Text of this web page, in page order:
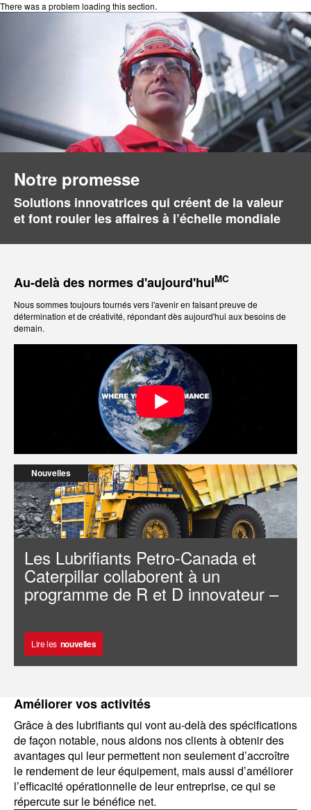
There was a problem loading this section.
Notre promesse
Solutions innovatrices qui créent de la valeur
et font rouler les affaires à l’échelle mondiale
Au-delà des normes d'aujourd'huiMC
Nous sommes toujours tournés vers l'avenir en faisant preuve de
détermination et de créativité, répondant dès aujourd'hui aux besoins de
demain.
Nouvelles
Les Lubrifiants Petro-Canada et
Caterpillar collaborent à un
programme de R et D innovateur –
Lire les nouvelles
Améliorer vos activités
Grâce à des lubrifiants qui vont au-delà des spécifications
de façon notable, nous aidons nos clients à obtenir des
avantages qui leur permettent non seulement d’accroître
le rendement de leur équipement, mais aussi d’améliorer
l’efficacité opérationnelle de leur entreprise, ce qui se
répercute sur le bénéfice net.